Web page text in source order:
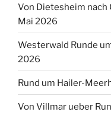
Von Dietesheim nach
Mai 2026
Westerwald Runde
2026
Rund um Hailer-
Von Villmar ueber